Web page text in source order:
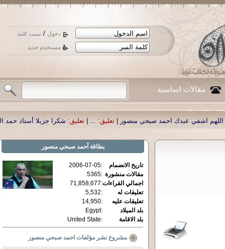
دخول / نسيت كلمة
مستخدم جديد
مقالات اساسية
تعليق: ...
|تعليق: شكرا جزيلا أستاذ حمد الحمد .أكرمكم الله .|تعليق: نسأل
بطاقة آحمد صبحي منصور
تاريخ الانضمام :
2006-07-05
مقالات منشورة :
5365
اجمالي القراءات:
71,858,677
تعليقات له
:
5,532
تعليقات عليه
:
14,950
بلد الميلاد
:
Egypt
بلد الاقامة
:
United State
مشروع نشر مؤلفات احمد صبحي منصور